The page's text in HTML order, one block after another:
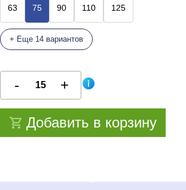
63 75 90 110 125
+ Еще 14 вариантов
Добавить в корзину